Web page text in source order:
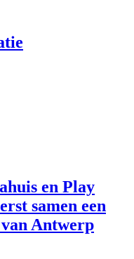
en Play
samen een
Antwerp